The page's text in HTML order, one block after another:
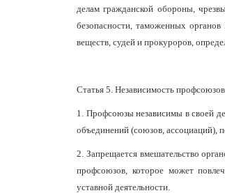
делам гражданской обороны,
безопасности, таможенных
веществ, судей и прокуроров,
Статья 5. Независимость профсоюзов
1. Профсоюзы независимы в своей
объединений (союзов, ассоциаций),
2. Запрещается вмешательство
профсоюзов, которое может
уставной деятельности.